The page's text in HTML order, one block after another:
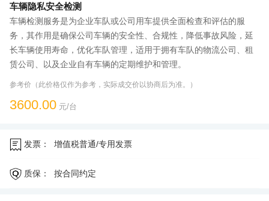
车辆隐私安全检测
车辆检测服务是为企业车队或公司用车提供全面检查和评估的服
务，其作用是确保公司车辆的安全性、合规性，降低事故风险，延
长车辆使用寿命，优化车队管理，适用于拥有车队的物流公司、租
赁公司、以及企业自有车辆的定期维护和管理。
参考价（此价格仅作为参考，实际成交价以协商后为准。）
3600.00 元/台
发票： 增值税普通/专用发票
质保： 按合同约定